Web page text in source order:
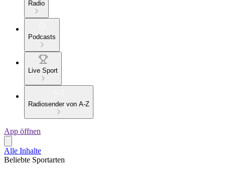
Radio
Podcasts
Live Sport
Radiosender von A-Z
App öffnen
Alle Inhalte
Beliebte Sportarten